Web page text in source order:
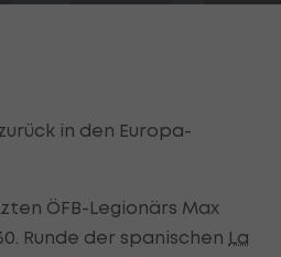
in den Europa-
ÖFB-Legionärs Max
Runde der spanischen La